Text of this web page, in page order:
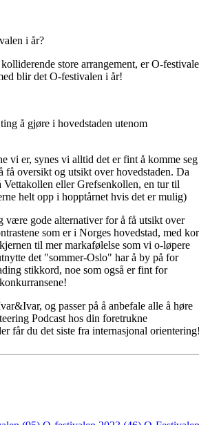
i år?
store arrangement, er O-
blir det O-festivalen i år!
å gjøre i hovedstaden utenom
vi er, synes vi alltid det er fint å komme seg
oversikt og utsikt over hovedstaden. Da
Vettakollen eller Grefsenkollen, en tur til
helt opp i hopptårnet hvis det er mulig)
være gode alternativer for å få utsikt over
som er i Norges hovedstad, med
til mer markafølelse som vi o-løpere
det "sommer-Oslo" har å by på for
stikkord, noe som også er fint for
og passer på å anbefale alle å høre
Podcast hos din foretrukne
får du det siste fra internasjonal